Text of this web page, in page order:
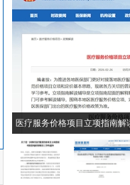
医疗服务价格项目立项指南解